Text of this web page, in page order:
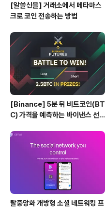
[알쓸신블] 거래소에서 메타마스
크로 코인 전송하는 방법
[Binance] 5분 뒤 비트코인(BT
C) 가격을 예측하는 바이낸스 선
탈중앙화 개방형 소셜 네트워킹 프